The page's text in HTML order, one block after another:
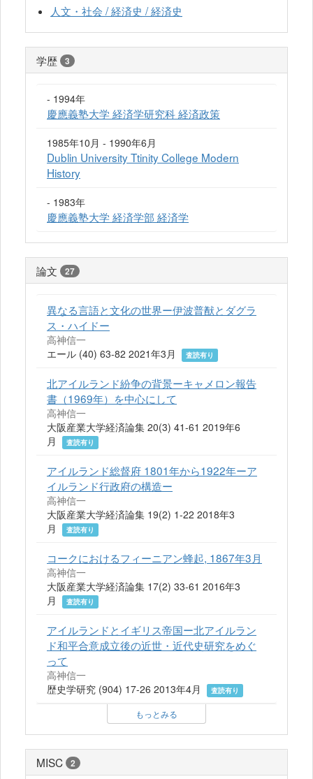
人文・社会 / 経済史 / 経済史
学歴 3
- 1994年
慶應義塾大学 経済学研究科 経済政策
1985年10月 - 1990年6月
Dublin University Ttinity College Modern
History
- 1983年
慶應義塾大学 経済学部 経済学
論文 27
異なる言語と文化の世界ー伊波普猷とダグラ
ス・ハイドー
高神信一
エール (40) 63-82 2021年3月
査読有り
北アイルランド紛争の背景ーキャメロン報告
書（1969年）を中心にして
高神信一
大阪産業大学経済論集 20(3) 41-61 2019年6
月
査読有り
アイルランド総督府 1801年から1922年ーア
イルランド行政府の構造ー
高神信一
大阪産業大学経済論集 19(2) 1-22 2018年3
月
査読有り
コークにおけるフィーニアン蜂起, 1867年3月
高神信一
大阪産業大学経済論集 17(2) 33-61 2016年3
月
査読有り
アイルランドとイギリス帝国ー北アイルラン
ド和平合意成立後の近世・近代史研究をめぐ
って
高神信一
歴史学研究 (904) 17-26 2013年4月
査読有り
もっとみる
MISC 2